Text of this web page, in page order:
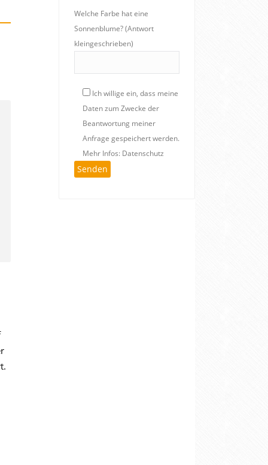
Welche Farbe hat eine
Sonnenblume? (Antwort
kleingeschrieben)
Ich willige ein, dass meine
Daten zum Zwecke der
Beantwortung meiner
Anfrage gespeichert werden.
Mehr Infos: Datenschutz